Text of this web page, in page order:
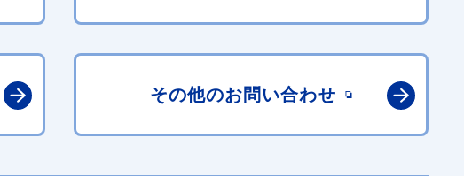
その他のお問い合わせ